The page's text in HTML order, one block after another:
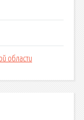
области